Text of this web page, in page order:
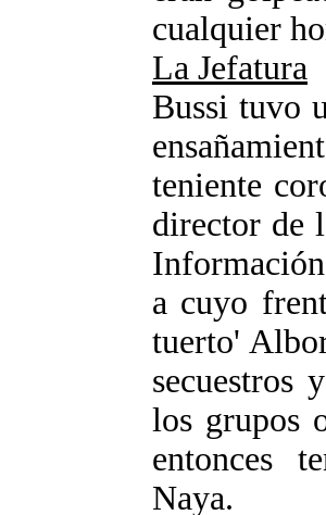
cualquier
La Jefatura
Bussi tuvo
teniente
director de
a cuyo
tuerto'
secuestros
los grupos
entonces
Naya.